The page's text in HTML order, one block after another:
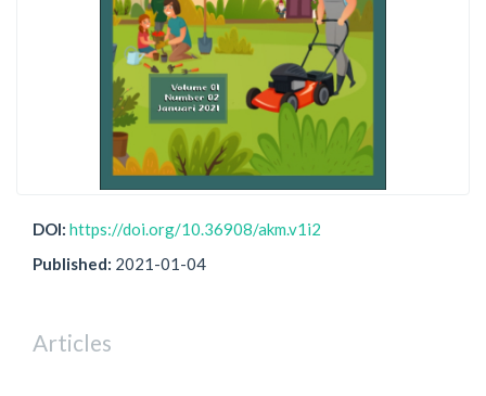
DOI: https://doi.org/10.36908/akm.v1i2
Published: 2021-01-04
Articles